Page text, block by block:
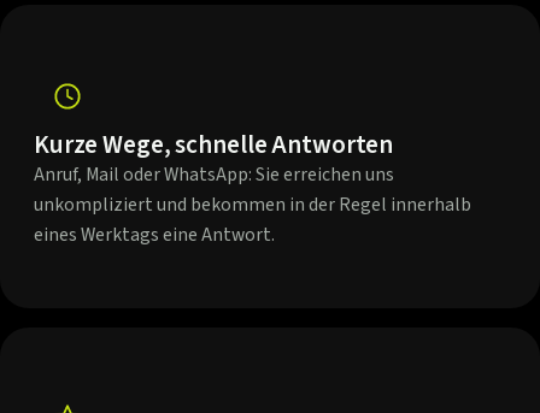
Kurze Wege, schnelle Antworten
Anruf, Mail oder WhatsApp: Sie erreichen uns
unkompliziert und bekommen in der Regel innerhalb
eines Werktags eine Antwort.